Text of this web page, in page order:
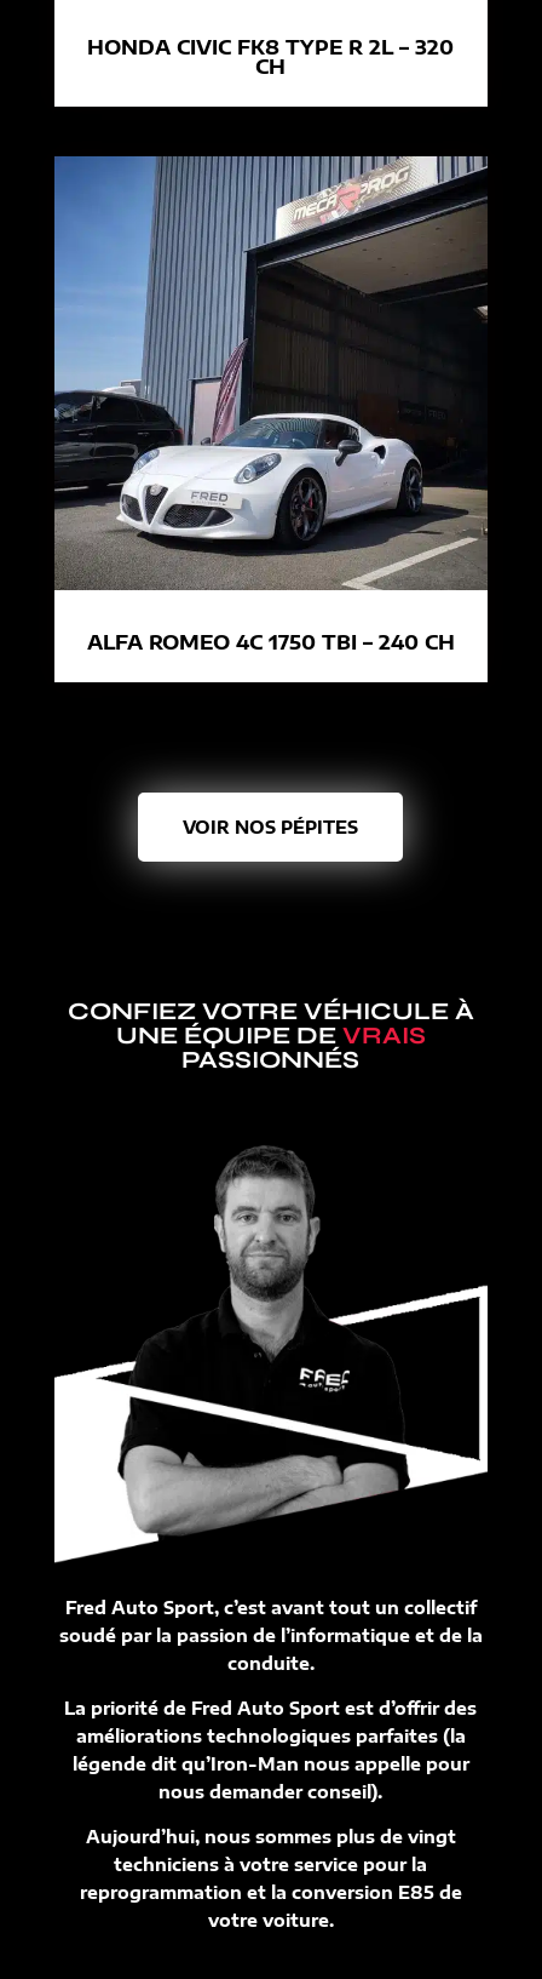
HONDA CIVIC FK8 TYPE R 2L – 320
CH
ALFA ROMEO 4C 1750 TBI – 240 CH
VOIR NOS PÉPITES
CONFIEZ VOTRE VÉHICULE À
UNE ÉQUIPE DE VRAIS
PASSIONNÉS
Fred Auto Sport, c’est avant tout un collectif
soudé par la passion de l’informatique et de la
conduite.
La priorité de Fred Auto Sport est d’offrir des
améliorations technologiques parfaites (la
légende dit qu’Iron-Man nous appelle pour
nous demander conseil).
Aujourd’hui, nous sommes plus de vingt
techniciens à votre service pour la
reprogrammation et la conversion E85 de
votre voiture.